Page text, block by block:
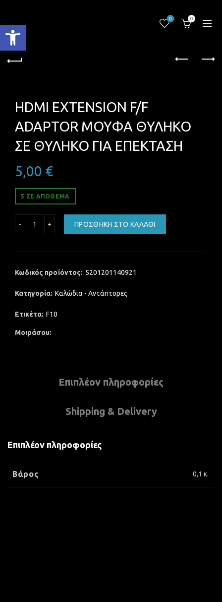
Ανοίξτε τη γραμμή εργαλείων
0 0
HDMI EXTENSION F/F
ADAPTOR ΜΟΥΦΑ ΘΥΛΗΚΟ
ΣΕ ΘΥΛΗΚΟ ΓΙΑ ΕΠΕΚΤΑΣΗ
5,00 €
5 ΣΕ ΑΠΌΘΕΜΑ
ΠΡΟΣΘΉΚΗ ΣΤΟ ΚΑΛΆΘΙ
Κωδικός προϊόντος: 5201201140921
Κατηγορία: Καλώδια - Αντάπτορες
Ετικέτα: F10
Μοιράσου
Επιπλέον πληροφορίες
Shipping & Delivery
Επιπλέον πληροφορίες
Βάρος 0,1 κ.